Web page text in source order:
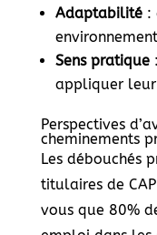
Adaptabilité:
Sens pratique:
appliquer leur
Perspectives
cheminements
Les débouchés
titulaires de
vous que 80%